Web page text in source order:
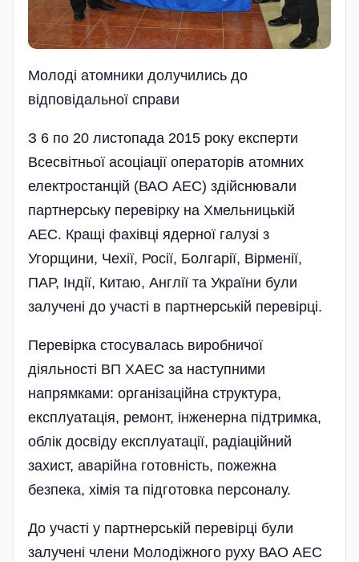
Молодi атомники долучились до
вiдповiдальної справи
З 6 по 20 листопада 2015 року експерти
Всесвітньої асоціації операторів атомних
електростанцій (ВАО АЕС) здійснювали
партнерську перевірку на Хмельницькій
АЕС. Кращі фахівці ядерної галузі з
Угорщини, Чехії, Росії, Болгарії, Вірменії,
ПАР, Індії, Китаю, Англії та України були
залучені до участі в партнерській перевірці.
Перевірка стосувалась виробничої
діяльності ВП ХАЕС за наступними
напрямками: організаційна структура,
експлуатація, ремонт, інженерна підтримка,
облік досвіду експлуатації, радіаці­йний
захист, аварійна готовність, пожежна
безпека, хімія та підготовка персоналу.
До участі у партнерській перевірці були
залучені члени Молодіжного руху ВАО АЕС